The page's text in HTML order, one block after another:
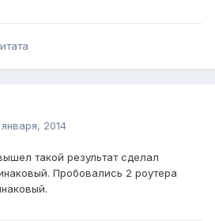
2014
такой результат сделал
Пробовались 2 роутера